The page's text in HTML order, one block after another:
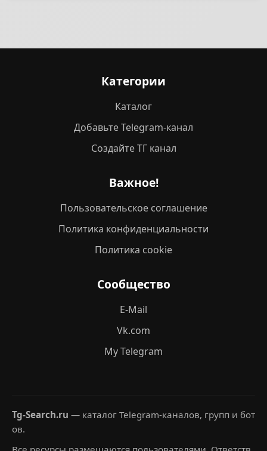
Категории
Каталог
Добавьте Telegram-канал
Создайте ТГ канал
Важное!
Пользовательское соглашение
Политика конфиденциальности
Политика cookie
Сообщество
E-Mail
Vk.com
My Telegram
Tg-Search.ru — каталог Telegram-каналов, групп и бот
ов.